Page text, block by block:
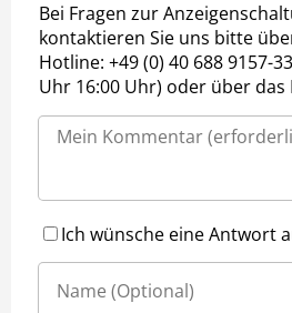
Bei Fragen zur
kontaktieren Sie uns bitte
Hotline: +49 (0) 40 688 9157-
Uhr 16:00 Uhr) oder über
Ich wünsche eine Antwort